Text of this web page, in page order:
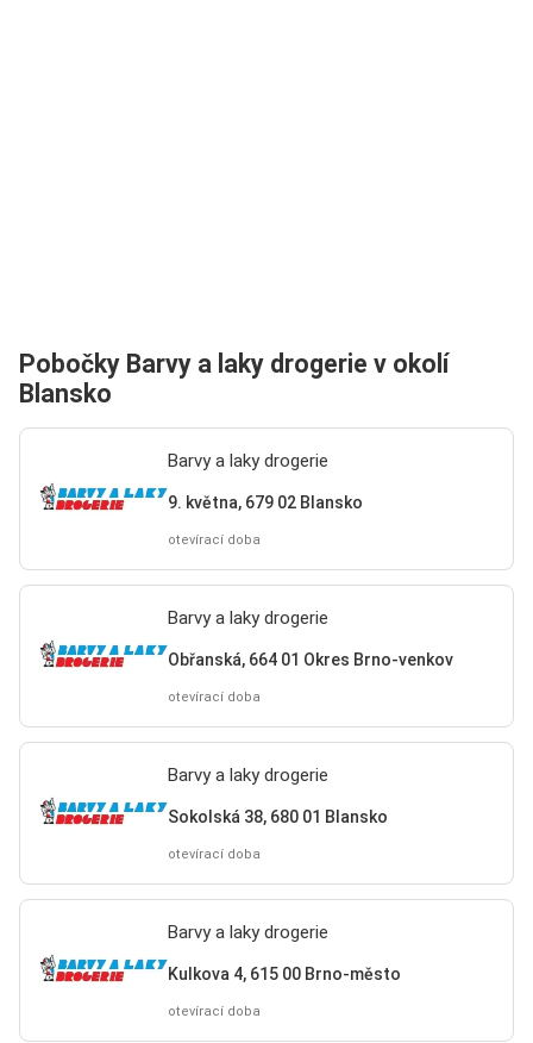
Pobočky Barvy a laky drogerie v okolí
Blansko
Barvy a laky drogerie
9. května, 679 02 Blansko
otevírací doba
Barvy a laky drogerie
Obřanská, 664 01 Okres Brno-venkov
otevírací doba
Barvy a laky drogerie
Sokolská 38, 680 01 Blansko
otevírací doba
Barvy a laky drogerie
Kulkova 4, 615 00 Brno-město
otevírací doba